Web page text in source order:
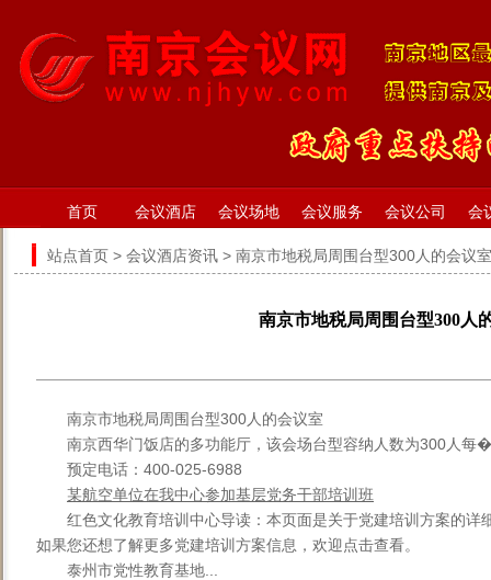
首页 会议酒店 会议场地 会议服务 会议公司 会
站点首页 > 会议酒店资讯 > 南京市地税局周围台型300人的会议室
南京市地税局周围台型300人
南京市地税局周围台型300人的会议室
南京西华门饭店的多功能厅，该会场台型容纳人数为300人
预定电话：400-025-6988
某航空单位在我中心参加基层党务干部培训班
红色文化教育培训中心导读：本页面是关于党建培训方案的详
如果您还想了解更多党建培训方案信息，欢迎点击查看。
泰州市党性教育基地...